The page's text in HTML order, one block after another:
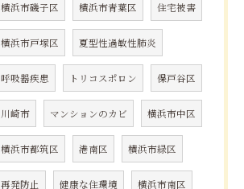
横浜市磯子区 横浜市青葉区 住宅被害
横浜市戸塚区 夏型性過敏性肺炎
呼吸器疾患 トリコスポロン 保戸谷区
川崎市 マンションのカビ 横浜市中区
横浜市都筑区 港南区 横浜市緑区
再発防止 健康な住環境 横浜市南区